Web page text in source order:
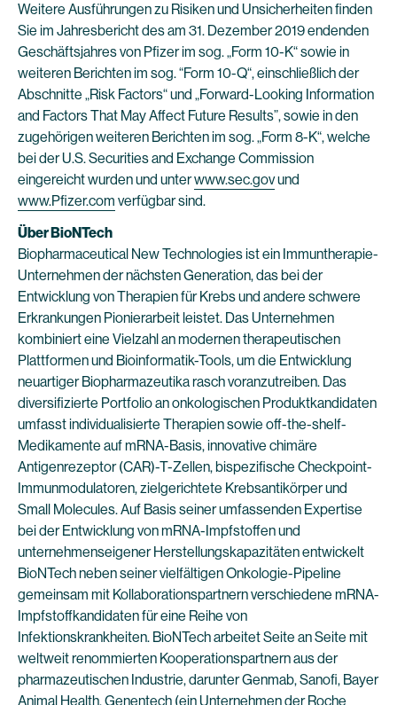
Weitere Ausführungen zu Risiken und Unsicherheiten finden
Sie im Jahresbericht des am 31. Dezember 2019 endenden
Geschäftsjahres von Pfizer im sog. „Form 10-K“ sowie in
weiteren Berichten im sog. “Form 10-Q“, einschließlich der
Abschnitte „Risk Factors“ und „Forward-Looking Information
and Factors That May Affect Future Results”, sowie in den
zugehörigen weiteren Berichten im sog. „Form 8-K“, welche
bei der U.S. Securities and Exchange Commission
eingereicht wurden und unterwww.sec.govund
www.Pfizer.com verfügbar sind.
Über BioNTech
Biopharmaceutical New Technologies ist ein Immuntherapie-
Unternehmen der nächsten Generation, das bei der
Entwicklung von Therapien für Krebs und andere schwere
Erkrankungen Pionierarbeit leistet. Das Unternehmen
kombiniert eine Vielzahl an modernen therapeutischen
Plattformen und Bioinformatik-Tools, um die Entwicklung
neuartiger Biopharmazeutika rasch voranzutreiben. Das
diversifizierte Portfolio an onkologischen Produktkandidaten
umfasst individualisierte Therapien sowie off-the-shelf-
Medikamente auf mRNA-Basis, innovative chimäre
Antigenrezeptor (CAR)-T-Zellen, bispezifische Checkpoint-
Immunmodulatoren, zielgerichtete Krebsantikörper und
Small Molecules. Auf Basis seiner umfassenden Expertise
bei der Entwicklung von mRNA-Impfstoffen und
unternehmenseigener Herstellungskapazitäten entwickelt
BioNTech neben seiner vielfältigen Onkologie-Pipeline
gemeinsam mit Kollaborationspartnern verschiedene mRNA-
Impfstoffkandidaten für eine Reihe von
Infektionskrankheiten. BioNTech arbeitet Seite an Seite mit
weltweit renommierten Kooperationspartnern aus der
pharmazeutischen Industrie, darunter Genmab, Sanofi, Bayer
Animal Health, Genentech (ein Unternehmen der Roche